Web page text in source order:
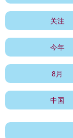
关注
今年
8月
中国